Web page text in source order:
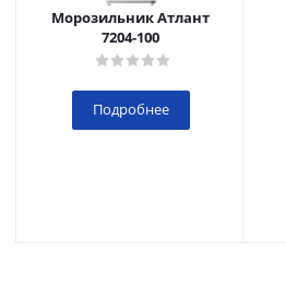
Морозильник Атлант
7204-100
Подробнее